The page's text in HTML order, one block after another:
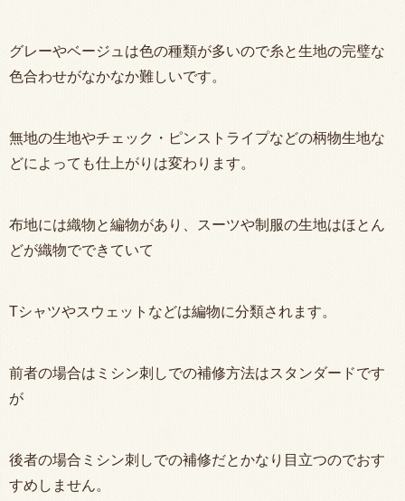
グレーやベージュは色の種類が多いので糸と生地の完璧な
色合わせがなかなか難しいです。
無地の生地やチェック・ピンストライプなどの柄物生地な
どによっても仕上がりは変わります。
布地には織物と編物があり、スーツや制服の生地はほとん
どが織物でできていて
Tシャツやスウェットなどは編物に分類されます。
前者の場合はミシン刺しでの補修方法はスタンダードです
が
後者の場合ミシン刺しでの補修だとかなり目立つのでおす
すめしません。